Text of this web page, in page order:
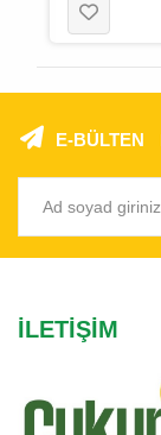
10 L
E-BÜLTEN
İLETIŞIM